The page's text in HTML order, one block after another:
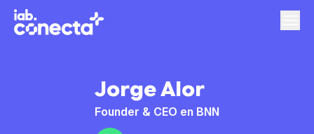
Jorge Alor
Founder & CEO en BNN